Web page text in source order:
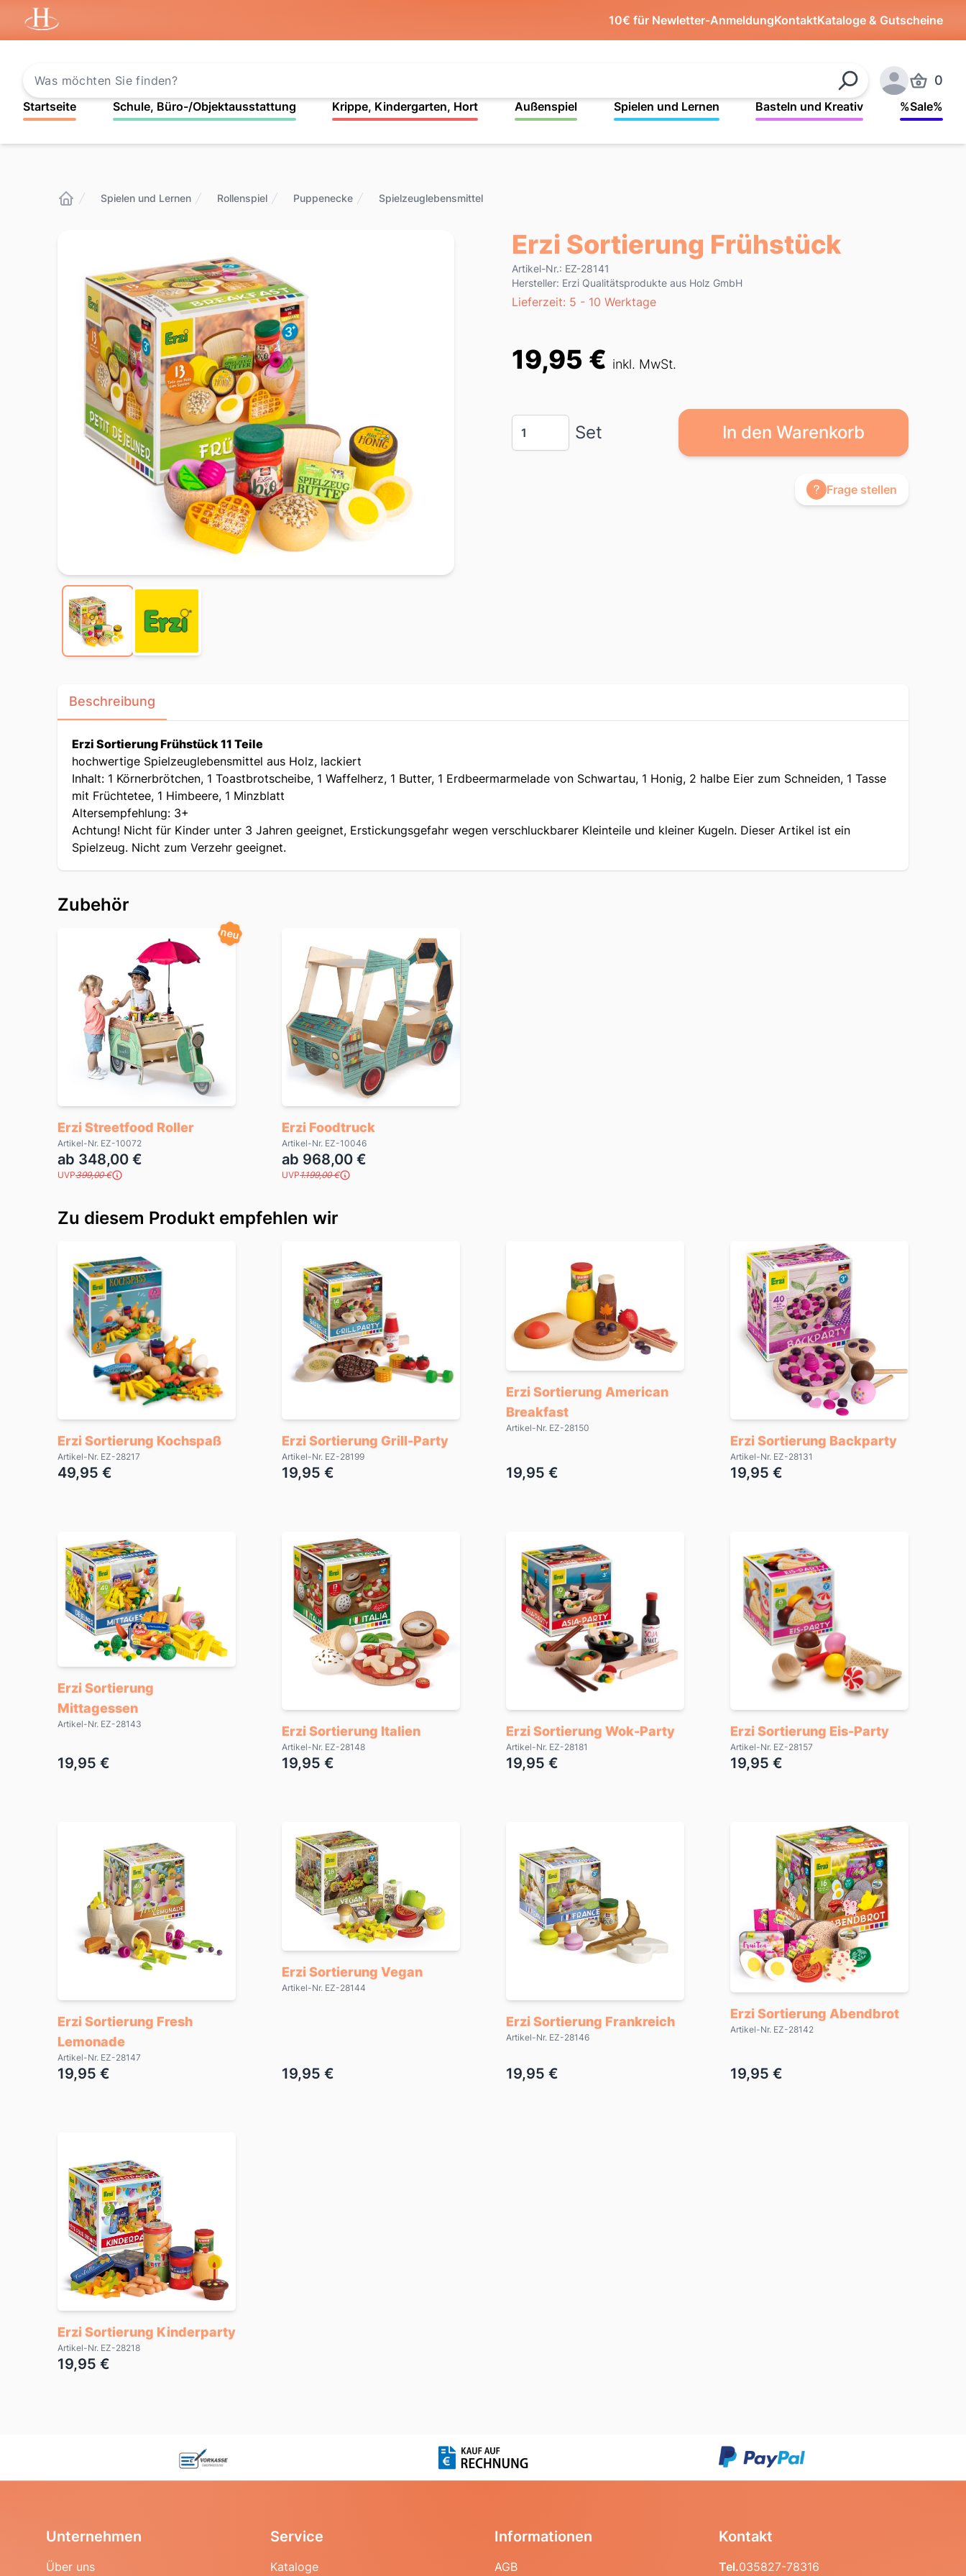
Startseite 10€ für Newletter-AnmeldungKontaktKataloge & Gutscheine
Suchen
Anmelden
Produkte
0
Startseite Schule, Büro-/Objektausstattung Krippe, Kindergarten, Hort Außenspiel Spielen und Lernen Basteln und Kreativ %Sale%
Spielen und Lernen Rollenspiel Puppenecke Spielzeuglebensmittel
Erzi Sortierung Frühstück
Product information
Artikel-Nr.: EZ-28141
Hersteller: Erzi Qualitätsprodukte aus Holz GmbH
Lieferzeit
Lieferzeit: 5 - 10 Werktage
Preis
19,95 € inkl. MwSt.
Menge
Set In den Warenkorb
Frage stellen
Beschreibung
Erzi Sortierung Frühstück 11 Teile
hochwertige Spielzeuglebensmittel aus Holz, lackiert
Inhalt: 1 Körnerbrötchen, 1 Toastbrotscheibe, 1 Waffelherz, 1 Butter, 1 Erdbeermarmelade von Schwartau, 1 Honig, 2 halbe Eier zum Schneiden, 1 Tasse
mit Früchtetee, 1 Himbeere, 1 Minzblatt
Altersempfehlung: 3+
Achtung! Nicht für Kinder unter 3 Jahren geeignet, Erstickungsgefahr wegen verschluckbarer Kleinteile und kleiner Kugeln. Dieser Artikel ist ein
Spielzeug. Nicht zum Verzehr geeignet.
Zubehör
neu
Erzi Streetfood Roller
Artikel-Nr. EZ-10072
ab 348,00 €
UVP399,00 €
Erzi Foodtruck
Artikel-Nr. EZ-10046
ab 968,00 €
UVP1.199,00 €
Zu diesem Produkt empfehlen wir
Erzi Sortierung Kochspaß
Artikel-Nr. EZ-28217
49,95 €
Erzi Sortierung Grill-Party
Artikel-Nr. EZ-28199
19,95 €
Erzi Sortierung American
Breakfast
Artikel-Nr. EZ-28150
19,95 €
Erzi Sortierung Backparty
Artikel-Nr. EZ-28131
19,95 €
Erzi Sortierung
Mittagessen
Artikel-Nr. EZ-28143
19,95 €
Erzi Sortierung Italien
Artikel-Nr. EZ-28148
19,95 €
Erzi Sortierung Wok-Party
Artikel-Nr. EZ-28181
19,95 €
Erzi Sortierung Eis-Party
Artikel-Nr. EZ-28157
19,95 €
Erzi Sortierung Fresh
Lemonade
Artikel-Nr. EZ-28147
19,95 €
Erzi Sortierung Vegan
Artikel-Nr. EZ-28144
19,95 €
Erzi Sortierung Frankreich
Artikel-Nr. EZ-28146
19,95 €
Erzi Sortierung Abendbrot
Artikel-Nr. EZ-28142
19,95 €
Erzi Sortierung Kinderparty
Artikel-Nr. EZ-28218
19,95 €
Unternehmen
Über uns
Service
Kataloge
Informationen
AGB
Kontakt
Tel.035827-78316